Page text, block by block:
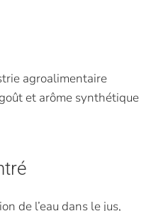
agroalimentaire
et arôme synthétique
de l’eau dans le jus,